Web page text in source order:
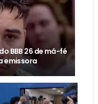
BBB 26 de má-fé
emissora